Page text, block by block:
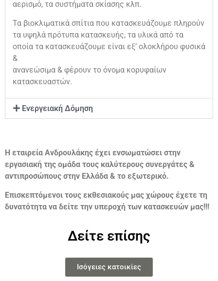
αερισμό, τα συστήματα σκίασης κλπ.
Τα βιοκλιματικά σπίτια που κατασκευάζουμε πληρούν
τα υψηλά πρότυπα κατασκευής, τα υλικά από τα
οποία τα κατασκευάζουμε είναι εξ’ ολοκλήρου φυσικά
&
ανανεώσιμα & φέρουν το όνομα κορυφαίων
κατασκευαστών.
Ενεργειακή Δόμηση
Η εταιρεία Ανδρουλάκης έχει ενσωματώσει στην
εργασιακή της ομάδα τους καλύτερους συνεργάτες &
αντιπροσώπους στην Ελλάδα & το εξωτερικό.
Επισκεπτόμενοι τους εκθεσιακούς μας χώρους έχετε τη
δυνατότητα να δείτε την υπεροχή των κατασκευών μας!!!
Δείτε επίσης
Ισόγειες κατοικίες